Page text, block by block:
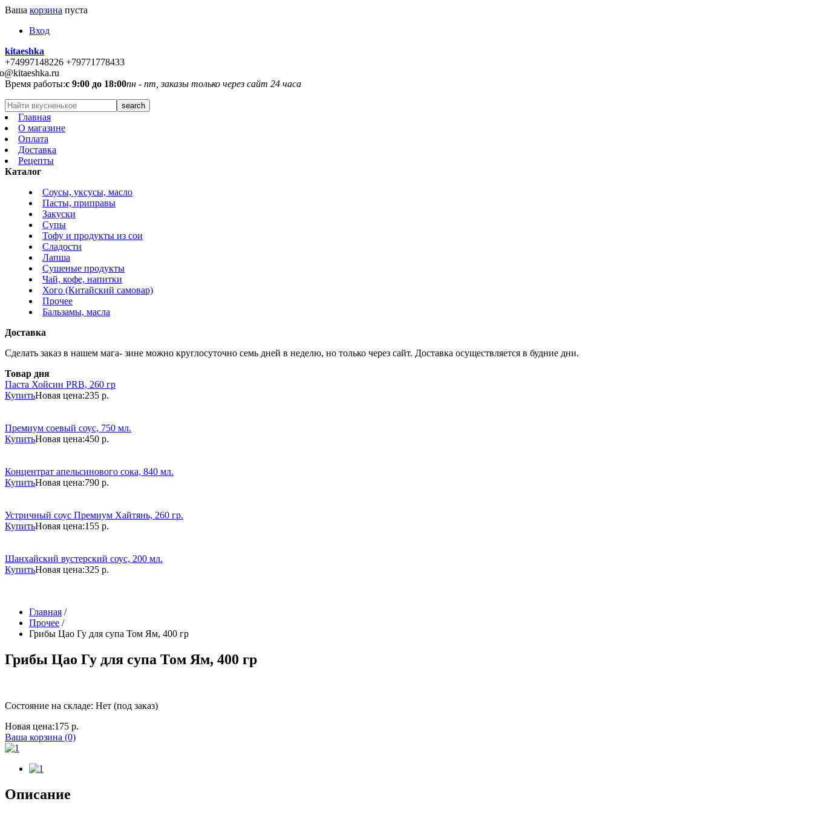
Ваша корзина пуста
Вход
kitaeshka
+74997148226 +79771778433
Время работы:с 9:00 до 18:00пн - пт, заказы только через сайт 24 часа
Главная
О магазине
Оплата
Доставка
Рецепты
Каталог
Соусы, уксусы, масло
Пасты, приправы
Закуски
Супы
Тофу и продукты из сои
Сладости
Лапша
Сушеные продукты
Чай, кофе, напитки
Хого (Китайский самовар)
Прочее
Бальзамы, масла
Доставка
Сделать заказ в нашем мага- зине можно круглосуточно семь дней в неделю, но только через сайт. Доставка осуществляется в будние дни.
Товар дня
Паста Хойсин PRB, 260 гр
КупитьНовая цена:235 р.
Премиум соевый соус, 750 мл.
КупитьНовая цена:450 р.
Концентрат апельсинового сока, 840 мл.
КупитьНовая цена:790 р.
Устричный соус Премиум Хайтянь, 260 гр.
КупитьНовая цена:155 р.
Шанхайский вустерский соус, 200 мл.
КупитьНовая цена:325 р.
Главная /
Прочее /
Грибы Цао Гу для супа Том Ям, 400 гр
Грибы Цао Гу для супа Том Ям, 400 гр
Состояние на складе: Нет (под заказ)
Новая цена:175 р.
Ваша корзина (0)
Описание